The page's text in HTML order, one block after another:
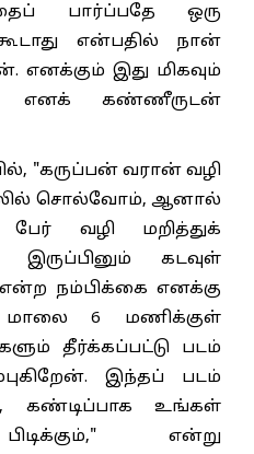
பார்ப்பதே ஒரு
என்பதில் நான்
எனக்கும் இது மிகவும்
எனக் கண்ணீருடன்
"கருப்பன் வரான் வழி
சொல்வோம், ஆனால்
பேர் வழி மறித்துக்
இருப்பினும் கடவுள்
என்ற நம்பிக்கை எனக்கு
மாலை 6 மணிக்குள்
தீர்க்கப்பட்டு படம்
இந்தப் படம்
கண்டிப்பாக உங்கள்
என்று